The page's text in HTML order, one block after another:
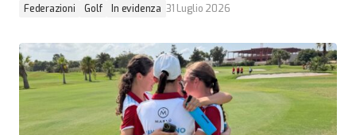
Federazioni Golf In evidenza 31 Luglio 2026